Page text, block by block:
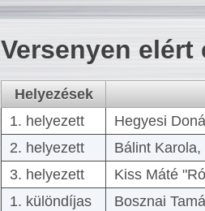
Versenyen elért
Helyezések
1. helyezett
Hegyesi
2. helyezett
Bálint
3. helyezett
Kiss Máté
1. különdíjas
Bosznai